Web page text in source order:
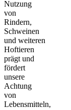
Nutzung
von
Rindern,
Schweinen
und weiteren
Hoftieren
prägt und
fördert
unsere
Achtung
von
Lebensmitteln,